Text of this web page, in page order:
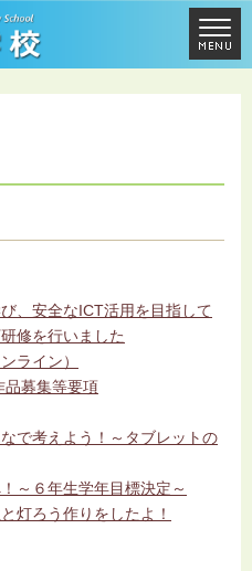
、安全なICT活用を目指して
修を行いました
ライン）
品募集等要項
で考えよう！～タブレットの
～６年生学年目標決定～
ろう作りをしたよ！